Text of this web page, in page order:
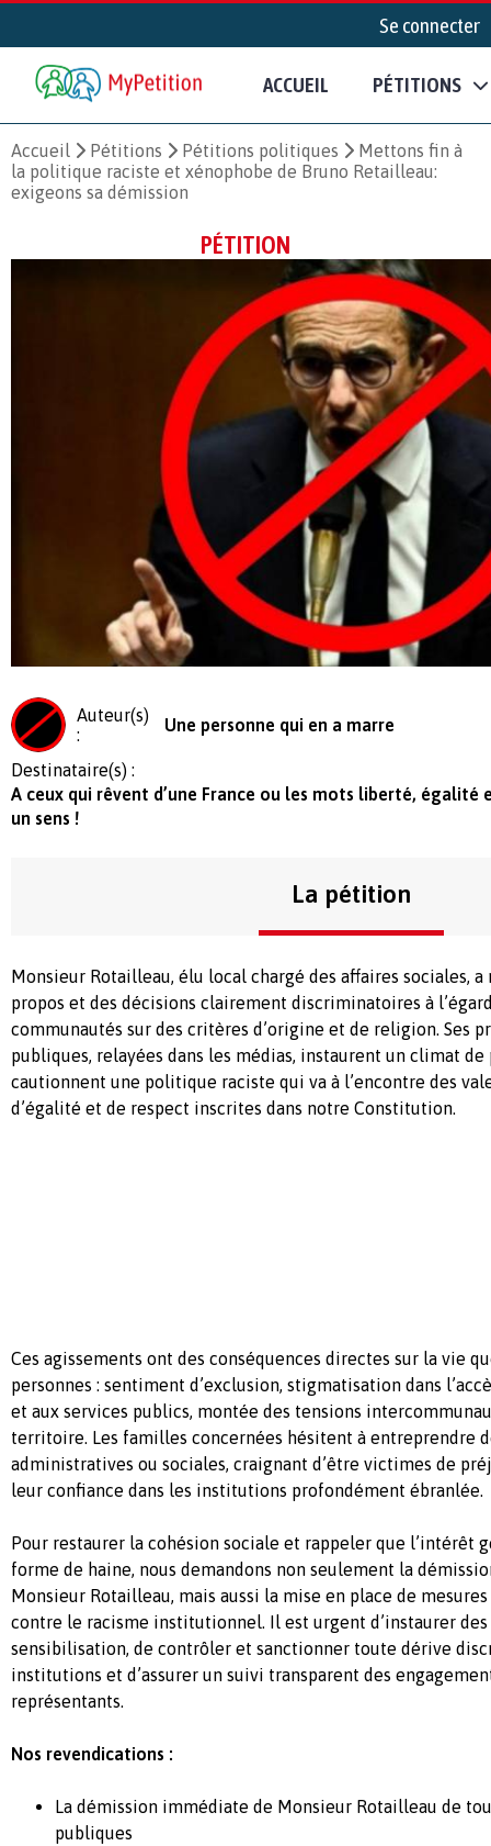
Se connecter
ACCUEIL PÉTITIONS
Accueil Pétitions Pétitions politiques
Mettons fin à
la politique raciste et xénophobe de Bruno Retailleau:
exigeons sa démission
PÉTITION
Auteur(s)
:
Une personne qui en a marre
Destinataire(s) :
A ceux qui rêvent d’une France ou les mots liberté,
un sens !
La pétition
Monsieur Rotailleau, élu local chargé des affaires sociales,
propos et des décisions clairement discriminatoires à
communautés sur des critères d’origine et de religion. Ses
publiques, relayées dans les médias, instaurent un climat
cautionnent une politique raciste qui va à l’encontre des
d’égalité et de respect inscrites dans notre Constitution.
Ces agissements ont des conséquences directes sur la vie
personnes : sentiment d’exclusion, stigmatisation dans
et aux services publics, montée des tensions
territoire. Les familles concernées hésitent à entreprendre
administratives ou sociales, craignant d’être victimes de
leur confiance dans les institutions profondément ébranlée.
Pour restaurer la cohésion sociale et rappeler que l’intérêt
forme de haine, nous demandons non seulement la
Monsieur Rotailleau, mais aussi la mise en place de
contre le racisme institutionnel. Il est urgent d’instaurer
sensibilisation, de contrôler et sanctionner toute dérive
institutions et d’assurer un suivi transparent des
représentants.
Nos revendications :
La démission immédiate de Monsieur Rotailleau de
publiques